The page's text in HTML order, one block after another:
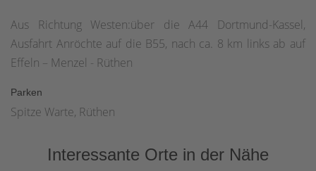
Aus Richtung Westen:über die A44 Dortmund-Kassel,
Ausfahrt Anröchte auf die B55, nach ca. 8 km links ab auf
Effeln – Menzel - Rüthen
Parken
Spitze Warte, Rüthen
Interessante Orte in der Nähe